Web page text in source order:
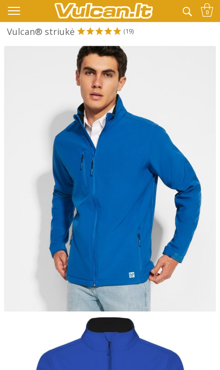
👉 -10% KODAS VISKAM PAPILDOMAI: VASARA 0
Vulcan® striukė (19)